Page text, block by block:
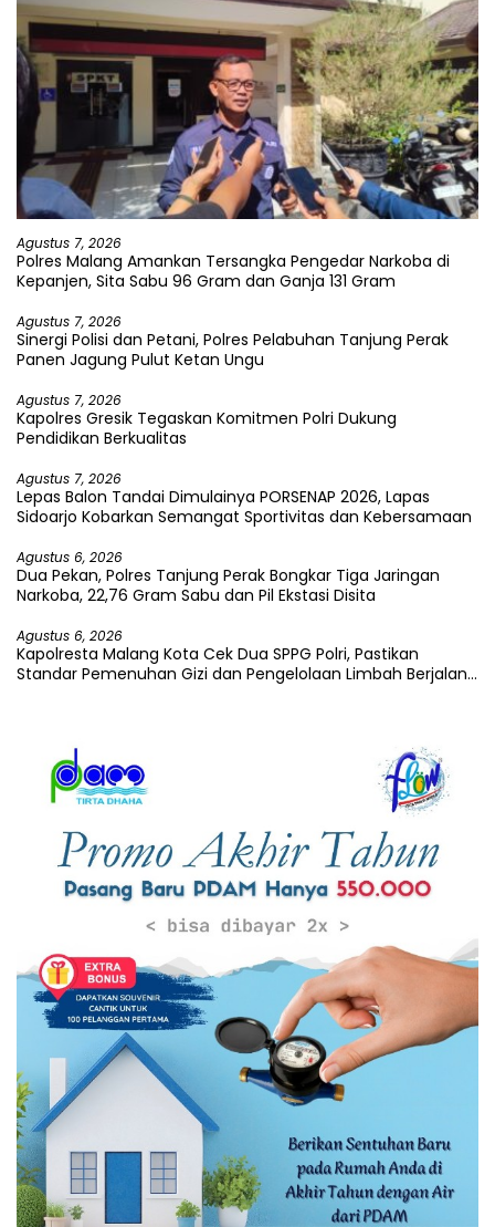
Agustus 7, 2026
Polres Malang Amankan Tersangka Pengedar Narkoba di
Kepanjen, Sita Sabu 96 Gram dan Ganja 131 Gram
Agustus 7, 2026
Sinergi Polisi dan Petani, Polres Pelabuhan Tanjung Perak
Panen Jagung Pulut Ketan Ungu
Agustus 7, 2026
Kapolres Gresik Tegaskan Komitmen Polri Dukung
Pendidikan Berkualitas
Agustus 7, 2026
Lepas Balon Tandai Dimulainya PORSENAP 2026, Lapas
Sidoarjo Kobarkan Semangat Sportivitas dan Kebersamaan
Agustus 6, 2026
Dua Pekan, Polres Tanjung Perak Bongkar Tiga Jaringan
Narkoba, 22,76 Gram Sabu dan Pil Ekstasi Disita
Agustus 6, 2026
Kapolresta Malang Kota Cek Dua SPPG Polri, Pastikan
Standar Pemenuhan Gizi dan Pengelolaan Limbah Berjalan